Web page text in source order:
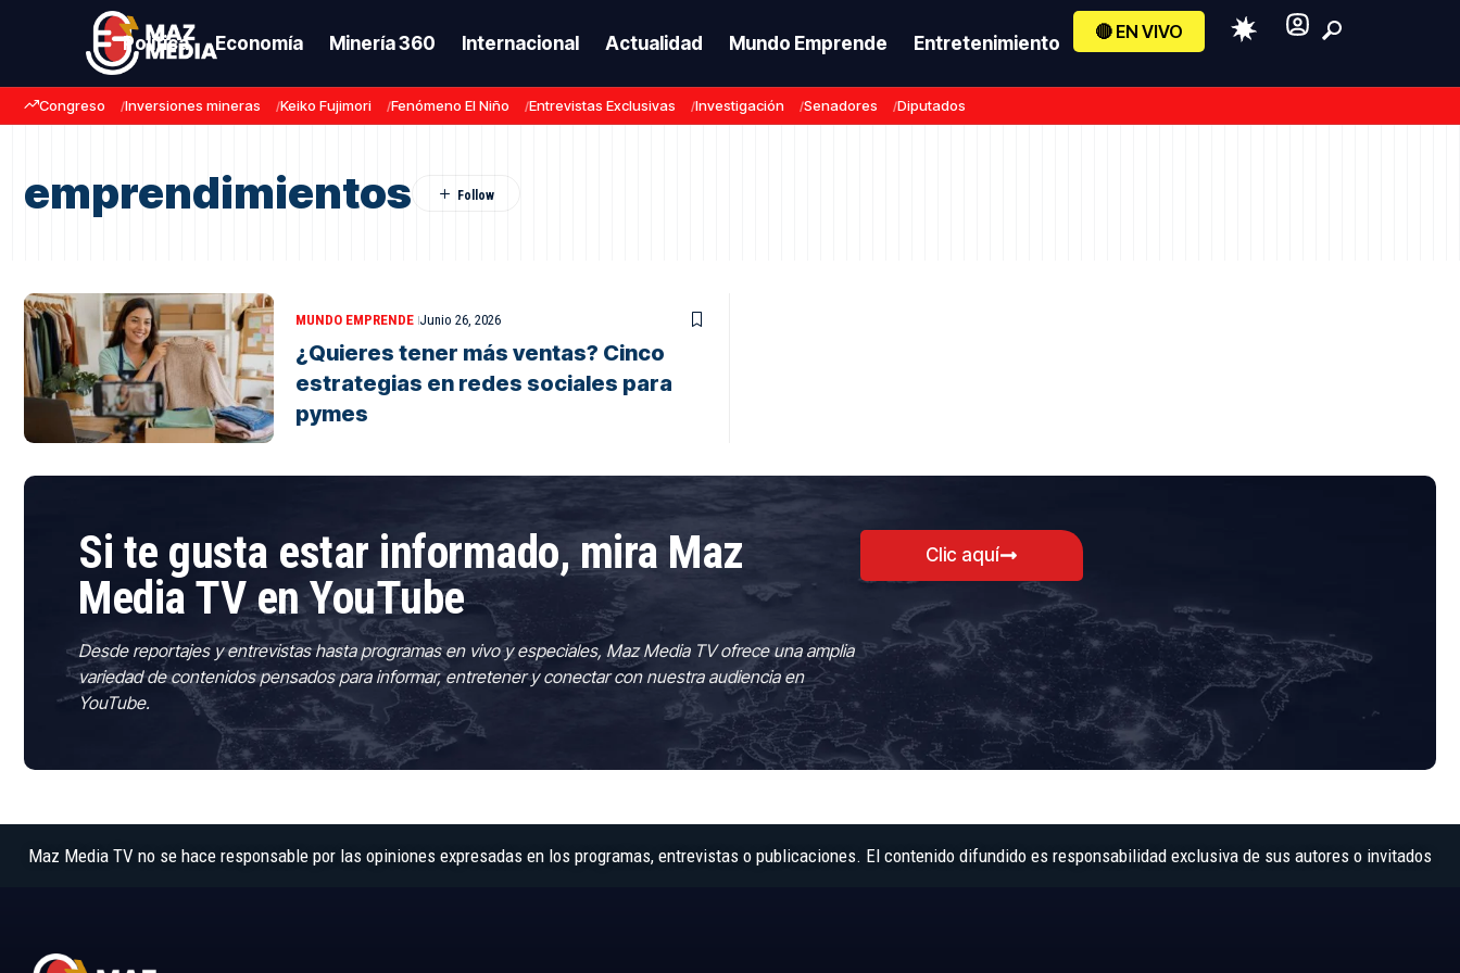
Política Economía Minería 360 Internacional Actualidad Mundo Emprende Entretenimiento
🔴 EN VIVO
Congreso Inversiones mineras Keiko Fujimori Fenómeno El Niño Entrevistas Exclusivas Investigación Senadores Diputados
emprendimientos
MUNDO EMPRENDE Junio 26, 2026
¿Quieres tener más ventas? Cinco
estrategias en redes sociales para
pymes
Si te gusta estar informado, mira Maz
Media TV en YouTube
Desde reportajes y entrevistas hasta programas en vivo y especiales, Maz Media TV ofrece una amplia
variedad de contenidos pensados para informar, entretener y conectar con nuestra audiencia en
YouTube.
Clic aquí
Maz Media TV no se hace responsable por las opiniones expresadas en los programas, entrevistas o publicaciones. El contenido difundido es responsabilidad exclusiva de sus autores o invitados